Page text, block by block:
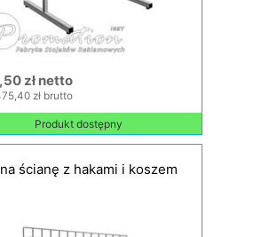
zł netto
zł brutto
Produkt dostępny
ścianę z hakami i koszem